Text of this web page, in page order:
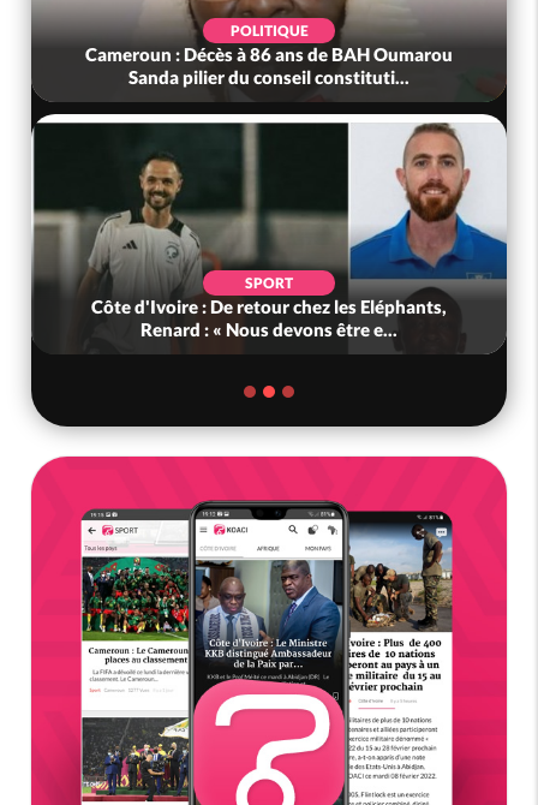
POLITIQUE
Cameroun : Décès à 86 ans de BAH Oumarou
Sanda pilier du conseil constituti...
SPORT
Côte d'Ivoire : De retour chez les Eléphants,
Renard : « Nous devons être e...